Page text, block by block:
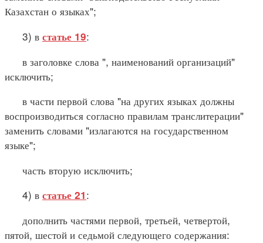
Казахстан о языках";
3) в статье 19:
в заголовке слова ", наименований организаций"
исключить;
в части первой слова "на других языках должны
воспроизводиться согласно правилам транслитерации"
заменить словами "излагаются на государственном
языке";
часть вторую исключить;
4) в статье 21:
дополнить частями первой, третьей, четвертой,
пятой, шестой и седьмой следующего содержания: